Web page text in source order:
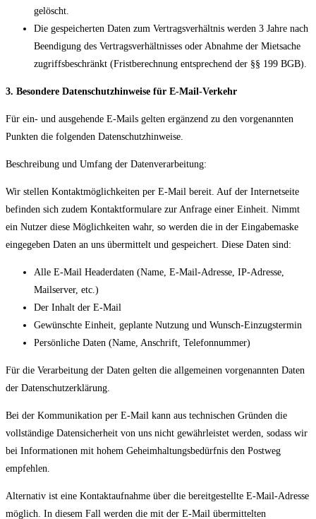
gelöscht.
Die gespeicherten Daten zum Vertragsverhältnis werden 3 Jahre nach
Beendigung des Vertragsverhältnisses oder Abnahme der Mietsache
zugriffsbeschränkt (Fristberechnung entsprechend der §§ 199 BGB).
3. Besondere Datenschutzhinweise für E-Mail-Verkehr
Für ein- und ausgehende E-Mails gelten ergänzend zu den vorgenannten
Punkten die folgenden Datenschutzhinweise.
Beschreibung und Umfang der Datenverarbeitung:
Wir stellen Kontaktmöglichkeiten per E-Mail bereit. Auf der Internetseite
befinden sich zudem Kontaktformulare zur Anfrage einer Einheit. Nimmt
ein Nutzer diese Möglichkeiten wahr, so werden die in der Eingabemaske
eingegeben Daten an uns übermittelt und gespeichert. Diese Daten sind:
Alle E-Mail Headerdaten (Name, E-Mail-Adresse, IP-Adresse,
Mailserver, etc.)
Der Inhalt der E-Mail
Gewünschte Einheit, geplante Nutzung und Wunsch-Einzugstermin
Persönliche Daten (Name, Anschrift, Telefonnummer)
Für die Verarbeitung der Daten gelten die allgemeinen vorgenannten Daten
der Datenschutzerklärung.
Bei der Kommunikation per E-Mail kann aus technischen Gründen die
vollständige Datensicherheit von uns nicht gewährleistet werden, sodass wir
bei Informationen mit hohem Geheimhaltungsbedürfnis den Postweg
empfehlen.
Alternativ ist eine Kontaktaufnahme über die bereitgestellte E-Mail-Adresse
möglich. In diesem Fall werden die mit der E-Mail übermittelten